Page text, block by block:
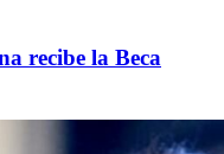
recibe la Beca